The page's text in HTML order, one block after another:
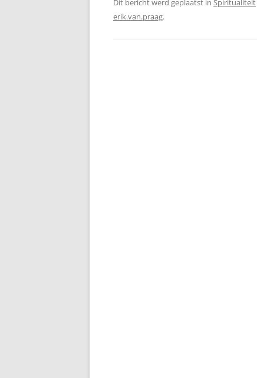
Dit bericht werd geplaatst in Spiritualiteit
erik.van.praag.